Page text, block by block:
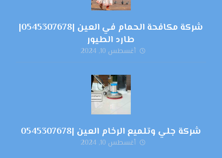
شركة مكافحة الحمام في العين |0545307678|
طارد الطيور
أغسطس 10, 2024
شركة جلي وتلميع الرخام العين |0545307678
أغسطس 10, 2024